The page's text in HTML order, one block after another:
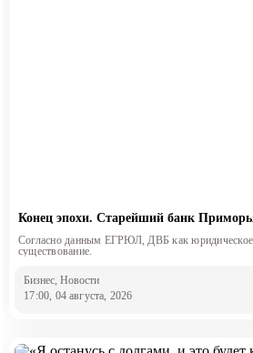
Конец эпохи. Старейший банк
Согласно данным ЕГРЮЛ, ДВБ как юридическое
существование.
Бизнес , Новости
17:00, 04 августа, 2026